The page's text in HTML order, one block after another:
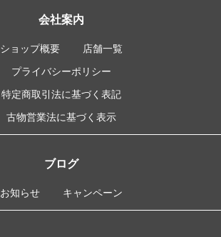
会社案内
ショップ概要
店舗一覧
プライバシーポリシー
特定商取引法に基づく表記
古物営業法に基づく表示
ブログ
お知らせ キャンペーン